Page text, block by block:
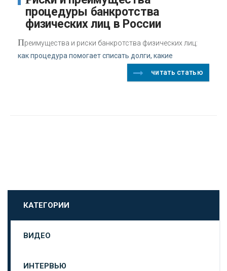
процедуры банкротства
физических лиц в России
Преимущества и риски банкротства физических лиц:
как процедура помогает списать долги, какие
читать статью
КАТЕГОРИИ
ВИДЕО
ИНТЕРВЬЮ